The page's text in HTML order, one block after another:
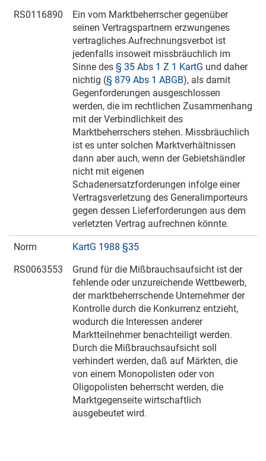
RS0116890
Ein vom Marktbeherrscher gegenüber
seinen Vertragspartnern erzwungenes
vertragliches Aufrechnungsverbot ist
jedenfalls insoweit missbräuchlich im
Sinne des § 35 Abs 1 Z 1 KartG und daher
nichtig (§ 879 Abs 1 ABGB), als damit
Gegenforderungen ausgeschlossen
werden, die im rechtlichen Zusammenhang
mit der Verbindlichkeit des
Marktbeherrschers stehen. Missbräuchlich
ist es unter solchen Marktverhältnissen
dann aber auch, wenn der Gebietshändler
nicht mit eigenen
Schadenersatzforderungen infolge einer
Vertragsverletzung des Generalimporteurs
gegen dessen Lieferforderungen aus dem
verletzten Vertrag aufrechnen könnte.
Norm
KartG 1988 §35
RS0063553
Grund für die Mißbrauchsaufsicht ist der
fehlende oder unzureichende Wettbewerb,
der marktbeherrschende Unternehmer der
Kontrolle durch die Konkurrenz entzieht,
wodurch die Interessen anderer
Marktteilnehmer benachteiligt werden.
Durch die Mißbrauchsaufsicht soll
verhindert werden, daß auf Märkten, die
von einem Monopolisten oder von
Oligopolisten beherrscht werden, die
Marktgegenseite wirtschaftlich
ausgebeutet wird.